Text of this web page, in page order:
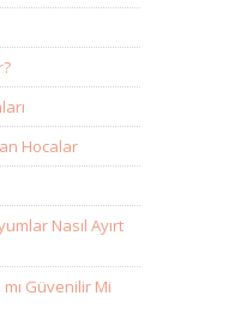
Hocalar
Nasıl Ayırt
mı Güvenilir Mi